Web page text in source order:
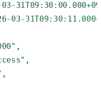
03-
03-
,
,
,